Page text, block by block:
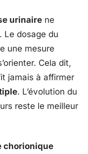
urinaire ne
Le dosage du
une mesure
Cela dit,
jamais à affirmer
. L’évolution du
reste le meilleur
chorionique